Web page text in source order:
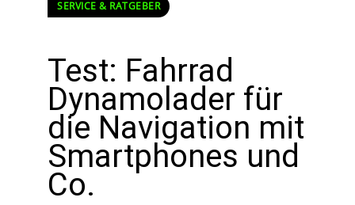
SERVICE & RATGEBER
Test: Fahrrad
Dynamolader für
die Navigation mit
Smartphones und
Co.